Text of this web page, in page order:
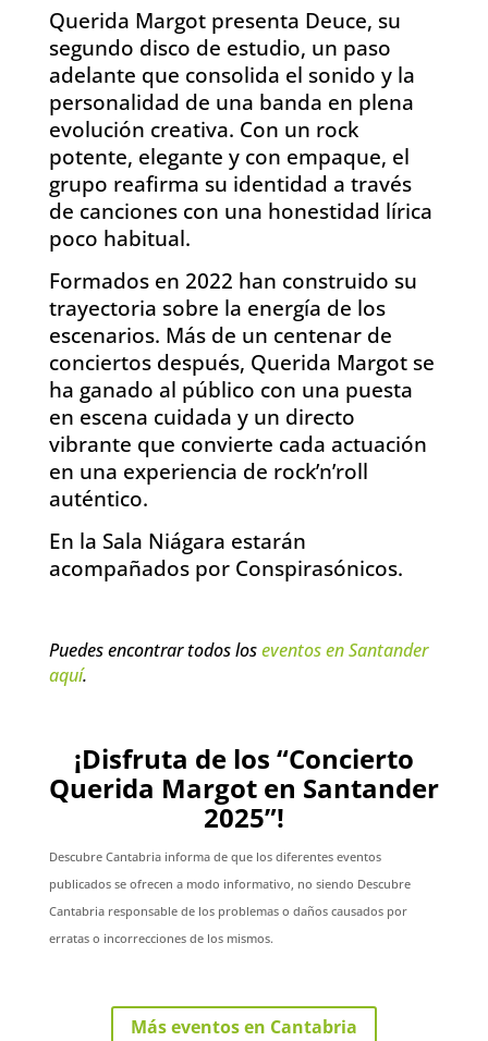
Querida Margot presenta Deuce, su
segundo disco de estudio, un paso
adelante que consolida el sonido y la
personalidad de una banda en plena
evolución creativa. Con un rock
potente, elegante y con empaque, el
grupo reafirma su identidad a través
de canciones con una honestidad lírica
poco habitual.
Formados en 2022 han construido su
trayectoria sobre la energía de los
escenarios. Más de un centenar de
conciertos después, Querida Margot se
ha ganado al público con una puesta
en escena cuidada y un directo
vibrante que convierte cada actuación
en una experiencia de rock’n’roll
auténtico.
En la Sala Niágara estarán
acompañados por Conspirasónicos.
Puedes encontrar todos loseventos en Santander
aquí.
¡Disfruta de los “Concierto
Querida Margot en Santander
2025”!
Descubre Cantabria informa de que los diferentes eventos
publicados se ofrecen a modo informativo, no siendo Descubre
Cantabria responsable de los problemas o daños causados por
erratas o incorrecciones de los mismos.
Más eventos en Cantabria